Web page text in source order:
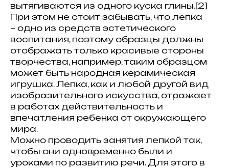
вытягиваются из одного куска глины.[2]
При этом не стоит забывать, что лепка
– одно из средств эстетического
воспитания, поэтому образцы должны
отображать только красивые стороны
творчества, например, таким образцом
может быть народная керамическая
игрушка. Лепка, как и любой другой вид
изобразительного искусства, отражает
в работах действительность и
впечатления ребенка от окружающего
мира.
Можно проводить занятия лепкой так,
чтобы они одновременно были и
уроками по развитию речи. Для этого в